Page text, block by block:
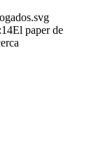
El paper de